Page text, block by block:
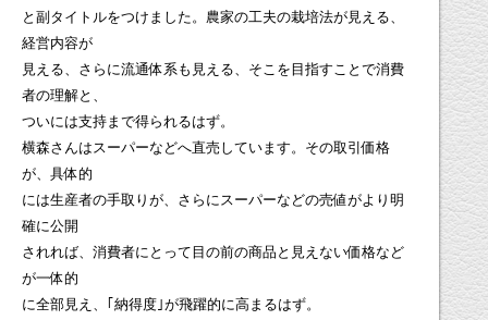
と副タイトルをつけました。農家の工夫の栽培法が見える、
経営内容が
見える、さらに流通体系も見える、そこを目指すことで消費
者の理解と、
ついには支持まで得られるはず。
横森さんはスーパーなどへ直売しています。その取引価格
が、具体的
には生産者の手取りが、さらにスーパーなどの売値がより明
確に公開
されれば、消費者にとって目の前の商品と見えない価格など
が一体的
に全部見え、｢納得度｣が飛躍的に高まるはず。